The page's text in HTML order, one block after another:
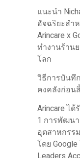
แนะนำ
อัจฉริยะสำ
Arincare x
ทำงานร้าน
โลก
วิธีการบันทึ
คงคลังก่อน
Arincare ไ
1 การพัฒน
อุตสาหกรร
โดย Google